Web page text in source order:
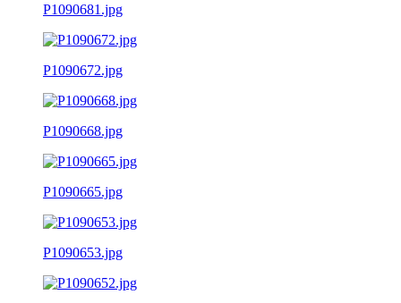
P1090681.jpg
P1090672.jpg
P1090668.jpg
P1090665.jpg
P1090653.jpg